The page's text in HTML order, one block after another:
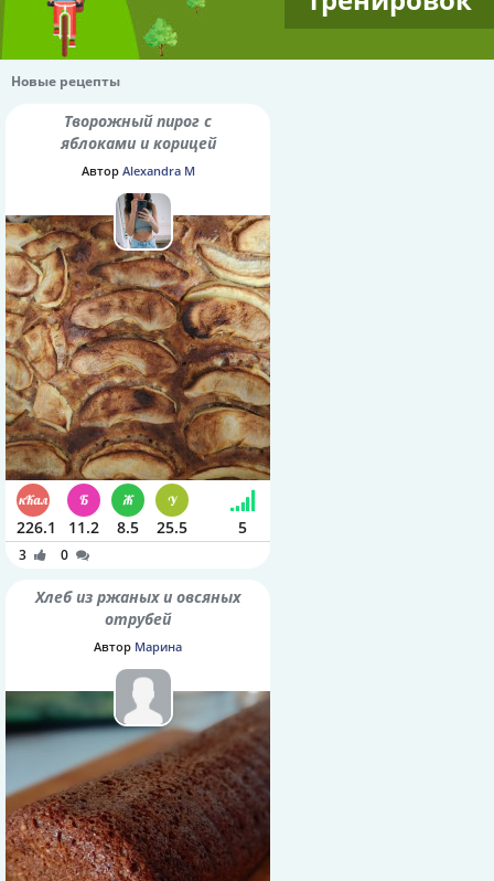
Новые рецепты
Творожный пирог с
яблоками и корицей
Автор Alexandra M
226.1 11.2 8.5 25.5 5
3 0
Хлеб из ржаных и овсяных
отрубей
Автор Марина